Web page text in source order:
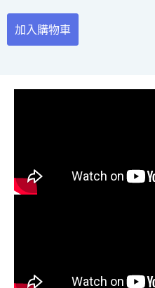
加入購物車